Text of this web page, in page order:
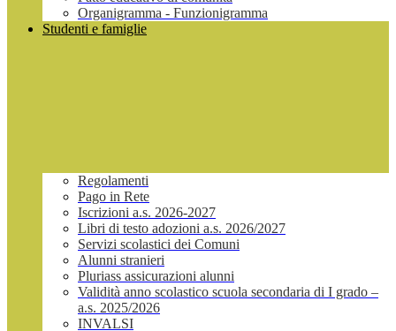
Organigramma - Funzionigramma
Studenti e famiglie
Regolamenti
Pago in Rete
Iscrizioni a.s. 2026-2027
Libri di testo adozioni a.s. 2026/2027
Servizi scolastici dei Comuni
Alunni stranieri
Pluriass assicurazioni alunni
Validità anno scolastico scuola secondaria di I grado –
a.s. 2025/2026
INVALSI